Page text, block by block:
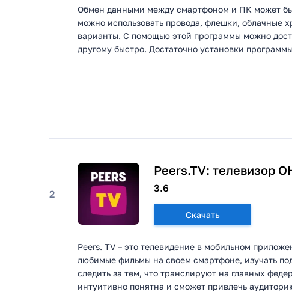
Обмен данными между смартфоном и ПК может
можно использовать провода, флешки, облачные
варианты. С помощью этой программы можно
другому быстро. Достаточно установки
2
Peers.TV: телевизор
3.6
Скачать
Peers. TV – это телевидение в мобильном
любимые фильмы на своем смартфоне, изучать
следить за тем, что транслируют на главных
интуитивно понятна и сможет привлечь